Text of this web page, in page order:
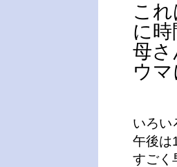
こ
に
母さ
ウ
いろい
午後は
すごく